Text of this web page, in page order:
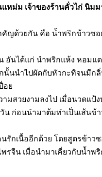
ม่ม เจ้าของร้านคั่วไก่ นิม
ญด้วยกัน คือ น้ำพริกข้าวซอ
อันได้แก่ นำพริกแห้ง หอมแ
นั้นนำไปผัดกับหัวกะทิจนมีก
อย
มสวยงามลงไป เมื่อนวดแป้
น ก่อนนำมาต้มทำเป็นเส้นข้
กเนื้ออีกด้วย โดยสูตรข้าวซ
รจีน เมื่อนำมาเคี่ยวกับน้ำพ